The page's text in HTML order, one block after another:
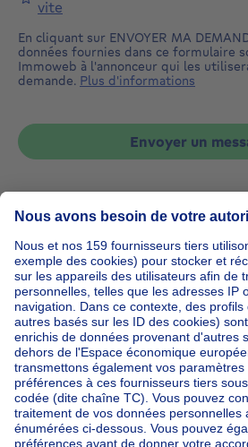
vite
En cliquant sur ENVOYER MA
données fournies dans ce formulaire
Immoweb à l'annonceur qui les
demande. Plus d'informations
Envoyer un
Accueil Belgique
Brabant
Hal-Vilvorde
Acheter votre
Nos maisons hors de la
Maison à vendre France
Maison
Maison à vendre Italie
Maison à